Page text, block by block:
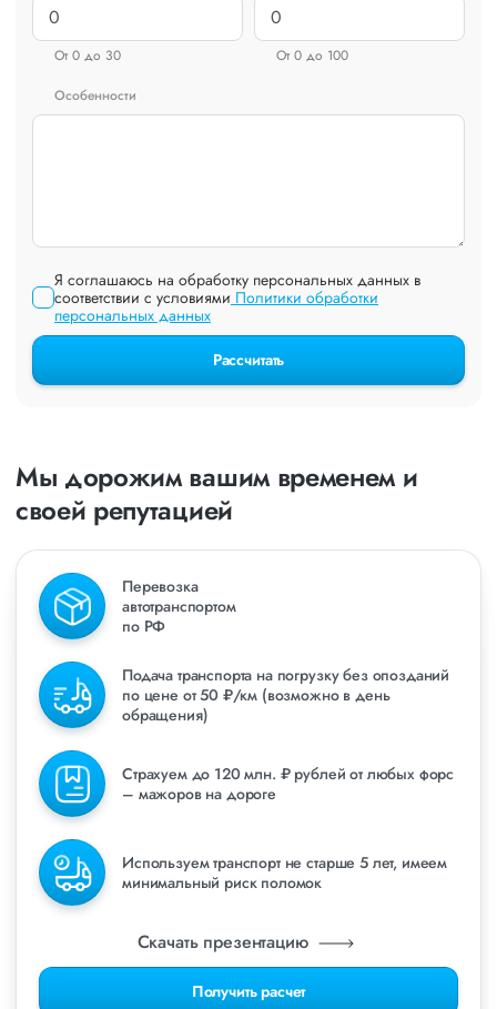
От 0 до 30
От 0 до 100
Особенности
Я соглашаюсь на обработку персональных данных в
соответствии с условиями Политики обработки
персональных данных
Рассчитать
Мы дорожим вашим временем и
своей репутацией
Перевозка
автотранспортом
по РФ
Подача транспорта на погрузку без опозданий
по цене от 50 ₽/км (возможно в день
обращения)
Страхуем до 120 млн. ₽ рублей от любых форс
– мажоров на дороге
Используем транспорт не старше 5 лет, имеем
минимальный риск поломок
Получить расчет
Скачать презентацию